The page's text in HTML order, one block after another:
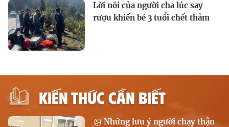
Lời nói của người cha lúc say
rượu khiến bé 3 tuổi chết thảm
KIẾN THỨC CẦN BIẾT
Những lưu ý người chạy thận